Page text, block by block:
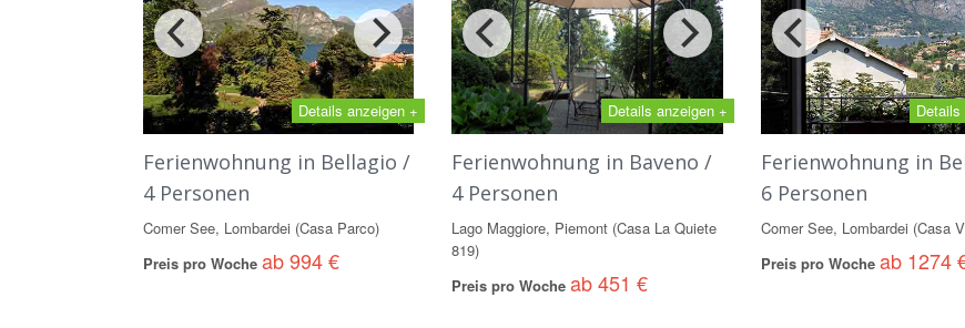
Details anzeigen +
Ferienwohnung in Bellagio /
4 Personen
Comer See, Lombardei (Casa Parco)
Preis pro Woche ab 994 €
Details anzeigen +
Ferienwohnung in Baveno /
4 Personen
Lago Maggiore, Piemont (Casa La Quiete
819)
Preis pro Wocheab 451 €
Ferienwohnung in
6 Personen
Comer See, Lombardei (Casa
Preis pro Woche ab 1274